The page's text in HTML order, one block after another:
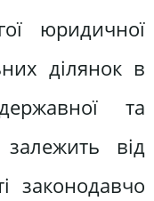
юридичної
ділянок в
та
залежить від
законодавчо